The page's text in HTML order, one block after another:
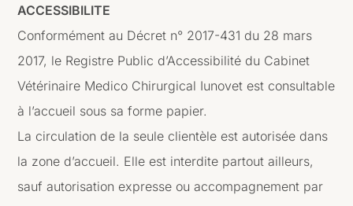
ACCESSIBILITE
Conformément au Décret n° 2017-431 du 28 mars
2017, le Registre Public d’Accessibilité du Cabinet
Vétérinaire Medico Chirurgical Iunovet est consultable
à l’accueil sous sa forme papier.
La circulation de la seule clientèle est autorisée dans
la zone d’accueil. Elle est interdite partout ailleurs,
sauf autorisation expresse ou accompagnement par